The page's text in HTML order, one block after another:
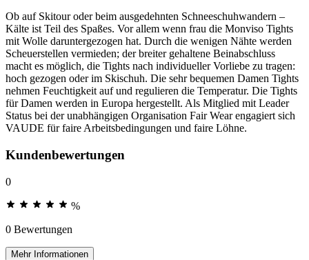
Ob auf Skitour oder beim ausgedehnten Schneeschuhwandern –
Kälte ist Teil des Spaßes. Vor allem wenn frau die Monviso Tights
mit Wolle daruntergezogen hat. Durch die wenigen Nähte werden
Scheuerstellen vermieden; der breiter gehaltene Beinabschluss
macht es möglich, die Tights nach individueller Vorliebe zu tragen:
hoch gezogen oder im Skischuh. Die sehr bequemen Damen Tights
nehmen Feuchtigkeit auf und regulieren die Temperatur. Die Tights
für Damen werden in Europa hergestellt. Als Mitglied mit Leader
Status bei der unabhängigen Organisation Fair Wear engagiert sich
VAUDE für faire Arbeitsbedingungen und faire Löhne.
Kundenbewertungen
0
%
0 Bewertungen
Mehr Informationen